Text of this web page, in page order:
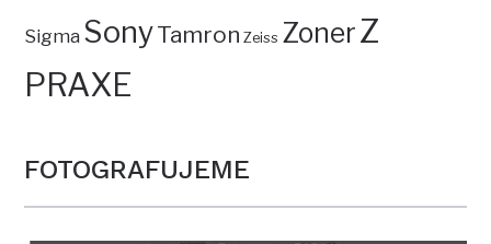
Sigma SonyTamron Zeiss ZonerZ
PRAXE
FOTOGRAFUJEME